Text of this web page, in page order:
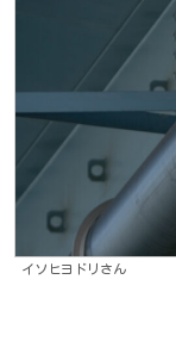
イソヒヨドリさん